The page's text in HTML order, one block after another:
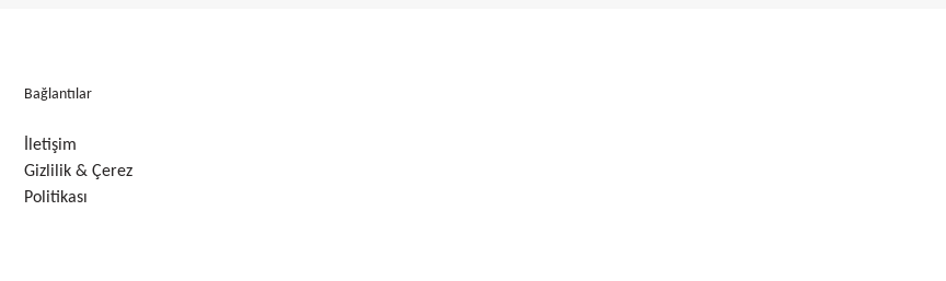
Bağlantılar
İletişim
Gizlilik & Çerez
Politikası